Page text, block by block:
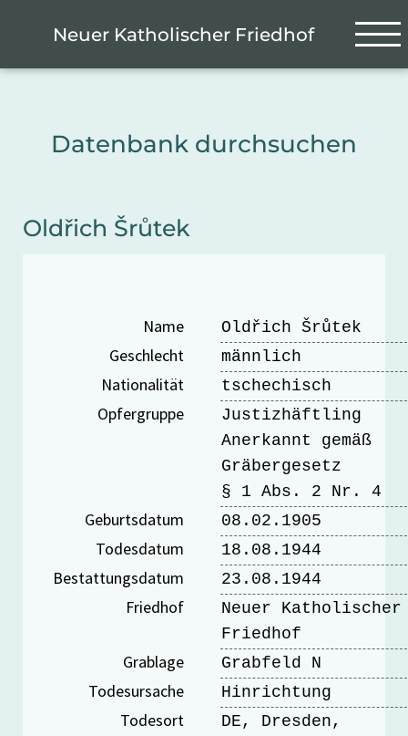
Neuer Katholischer Friedhof
Datenbank durchsuchen
Oldřich Šrůtek
Name Oldřich Šrůtek
Geschlecht männlich
Nationalität tschechisch
Opfergruppe
Justizhäftling
Anerkannt gemäß
Gräbergesetz
§ 1 Abs. 2 Nr. 4
Geburtsdatum 08.02.1905
Todesdatum 18.08.1944
Bestattungsdatum 23.08.1944
Friedhof
Neuer Katholischer
Friedhof
Grablage Grabfeld N
Todesursache Hinrichtung
Todesort
DE, Dresden,